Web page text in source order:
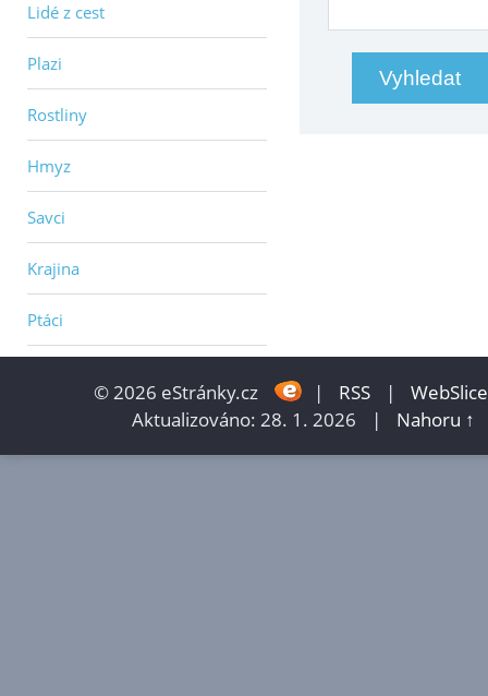
Lidé z cest
Plazi
Rostliny
Hmyz
Savci
Krajina
Ptáci
© 2026 eStránky.cz | RSS |
WebSlice
Aktualizováno: 28. 1. 2026
| Nahoru ↑